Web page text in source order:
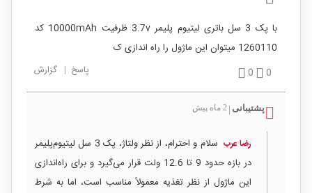
با پک 3 سل باتری لیتیوم پلیمر 3.7v ظرفیت 10000mAh کد
1260110 میتوان این ماژول را راه اندازی ک
0
0 پاسخ | گزارش
پشتیبانی | 2 ماه پیش
رضا عرب
سلام و احترام، از نظر ولتاژ، پک 3 سل لیتیوم‌پلیمر
در بازه حدود 9 تا 12.6 ولت قرار می‌گیرد و برای راه‌اندازی
این ماژول از نظر تغذیه معمولاً مناسب است، اما به شرط